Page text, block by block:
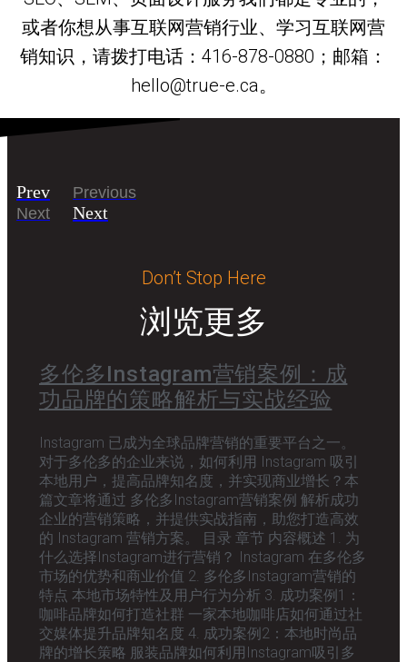
或者你想从事互联网营销行业、学习互联网营
销知识，请拨打电话：416-878-0880；邮箱：
hello@true-e.ca。
Prev
Previous
Next
Next
Don’t Stop Here
浏览更多
多伦多Instagram营销案例：成
功品牌的策略解析与实战经验
Instagram 已成为全球品牌营销的重要平台之一。
对于多伦多的企业来说，如何利用 Instagram 吸引
本地用户，提高品牌知名度，并实现商业增长？本
篇文章将通过 多伦多Instagram营销案例 解析成功
企业的营销策略，并提供实战指南，助您打造高效
的 Instagram 营销方案。 目录 章节 内容概述 1. 为
什么选择Instagram进行营销？ Instagram 在多伦多
市场的优势和商业价值 2. 多伦多Instagram营销的
特点 本地市场特性及用户行为分析 3. 成功案例1：
咖啡品牌如何打造社群 一家本地咖啡店如何通过社
交媒体提升品牌知名度 4. 成功案例2：本地时尚品
牌的增长策略 服装品牌如何利用Instagram吸引多